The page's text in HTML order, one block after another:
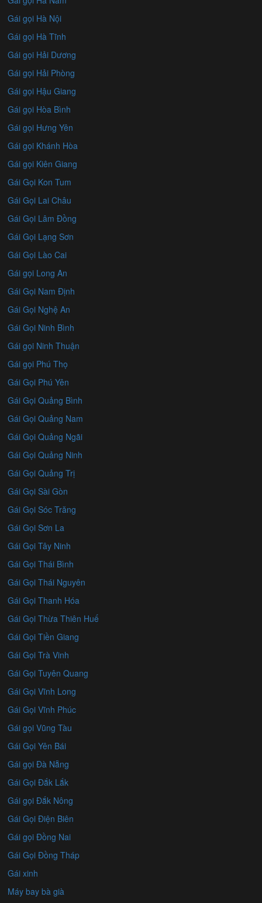
Gái gọi Hà Nội
Gái gọi Hà Tĩnh
Gái gọi Hải Dương
Gái gọi Hải Phòng
Gái gọi Hậu Giang
Gái gọi Hòa Bình
Gái gọi Hưng Yên
Gái gọi Khánh Hòa
Gái gọi Kiên Giang
Gái Gọi Kon Tum
Gái Gọi Lai Châu
Gái Gọi Lâm Đồng
Gái Gọi Lạng Sơn
Gái Gọi Lào Cai
Gái gọi Long An
Gái Gọi Nam Định
Gái Gọi Nghệ An
Gái Gọi Ninh Bình
Gái gọi Ninh Thuận
Gái gọi Phú Thọ
Gái Gọi Phú Yên
Gái Gọi Quảng Bình
Gái Gọi Quảng Nam
Gái Gọi Quảng Ngãi
Gái Gọi Quảng Ninh
Gái Gọi Quảng Trị
Gái Gọi Sài Gòn
Gái Gọi Sóc Trăng
Gái Gọi Sơn La
Gái Gọi Tây Ninh
Gái Gọi Thái Bình
Gái Gọi Thái Nguyên
Gái Gọi Thanh Hóa
Gái Gọi Thừa Thiên Huế
Gái Gọi Tiền Giang
Gái Gọi Trà Vinh
Gái Gọi Tuyên Quang
Gái Gọi Vĩnh Long
Gái Gọi Vĩnh Phúc
Gái gọi Vũng Tàu
Gái Gọi Yên Bái
Gái gọi Đà Nẵng
Gái Gọi Đắk Lắk
Gái gọi Đắk Nông
Gái Gọi Điện Biên
Gái gọi Đồng Nai
Gái Gọi Đồng Tháp
Gái xinh
Máy bay bà già